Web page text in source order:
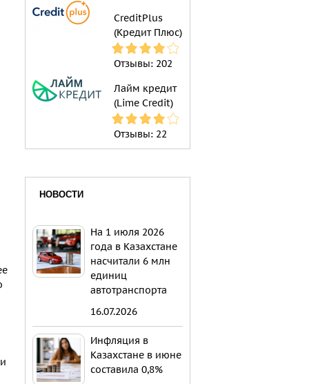
CreditPlus
(Кредит Плюс)
Отзывы: 202
Лайм кредит
(Lime Credit)
Отзывы: 22
НОВОСТИ
На 1 июля 2026
года в Казахстане
насчитали 6 млн
единиц
автотранспорта
16.07.2026
Инфляция в
Казахстане в июне
составила 0,8%